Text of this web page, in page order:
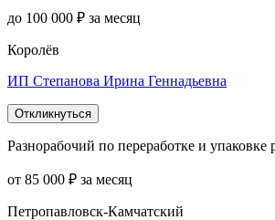
до 100 000 ₽ за месяц
Королёв
ИП Степанова Ирина Геннадьевна
Откликнуться
Разнорабочий по переработке и
от 85 000 ₽ за месяц
Петропавловск-Камчатский